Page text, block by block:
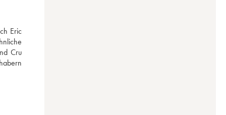
Eric
Cru